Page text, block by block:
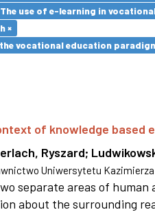
use of e-learning in
×
vocational education
of knowledge based
Ryszard;
Uniwersytetu
separate areas of
about the surrounding